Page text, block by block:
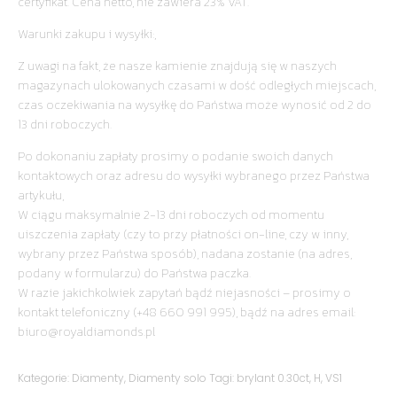
Warunki zakupu i wysyłki:,
Z uwagi na fakt, że nasze kamienie znajdują się w naszych
magazynach ulokowanych czasami w dość odległych miejscach,
czas oczekiwania na wysyłkę do Państwa może wynosić od 2 do
13 dni roboczych.
Po dokonaniu zapłaty prosimy o podanie swoich danych
kontaktowych oraz adresu do wysyłki wybranego przez Państwa
artykułu,
W ciągu maksymalnie 2-13 dni roboczych od momentu
uiszczenia zapłaty (czy to przy płatności on-line, czy w inny,
wybrany przez Państwa sposób), nadana zostanie (na adres,
podany w formularzu) do Państwa paczka.
W razie jakichkolwiek zapytań bądź niejasności – prosimy o
kontakt telefoniczny (+48 660 991 995), bądź na adres email:
biuro@royaldiamonds.pl
Kategorie: Diamenty, Diamenty solo Tagi: brylant 0.30ct, H,VS1